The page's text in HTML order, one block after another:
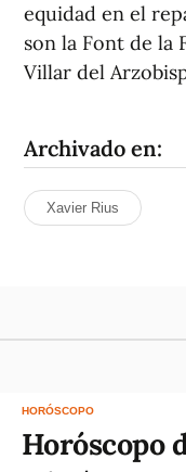
equidad en el
son la Font de la
Villar del
Archivado en:
Xavier Rius
HORÓSCOPO
Horóscopo